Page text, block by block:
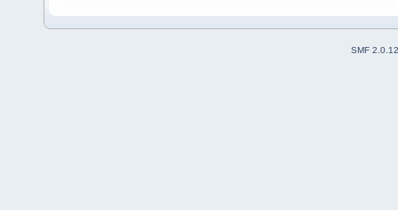
SMF 2.0.12